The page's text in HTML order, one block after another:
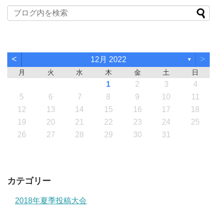
< 12月 2022 ▼ >
月 火 水 木 金 土 日
1 2 3
4
5
6 7 8 9 10
11
12
13 14 15 16 17
18
19
20 21 22 23 24
25
26
27 28 29 30 31
カテゴリー
2018年夏季投稿大会